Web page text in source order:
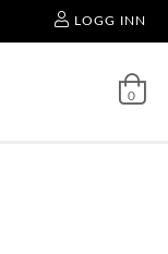
LOGG INN
0